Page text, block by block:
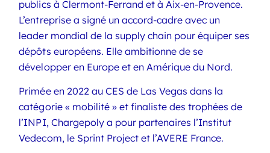
publics à Clermont-Ferrand et à Aix-en-Provence.
L’entreprise a signé un accord-cadre avec un
leader mondial de la supply chain pour équiper ses
dépôts européens. Elle ambitionne de se
développer en Europe et en Amérique du Nord.
Primée en 2022 au CES de Las Vegas dans la
catégorie « mobilité » et finaliste des trophées de
l’INPI, Chargepoly a pour partenaires l’Institut
Vedecom, le Sprint Project et l’AVERE France.